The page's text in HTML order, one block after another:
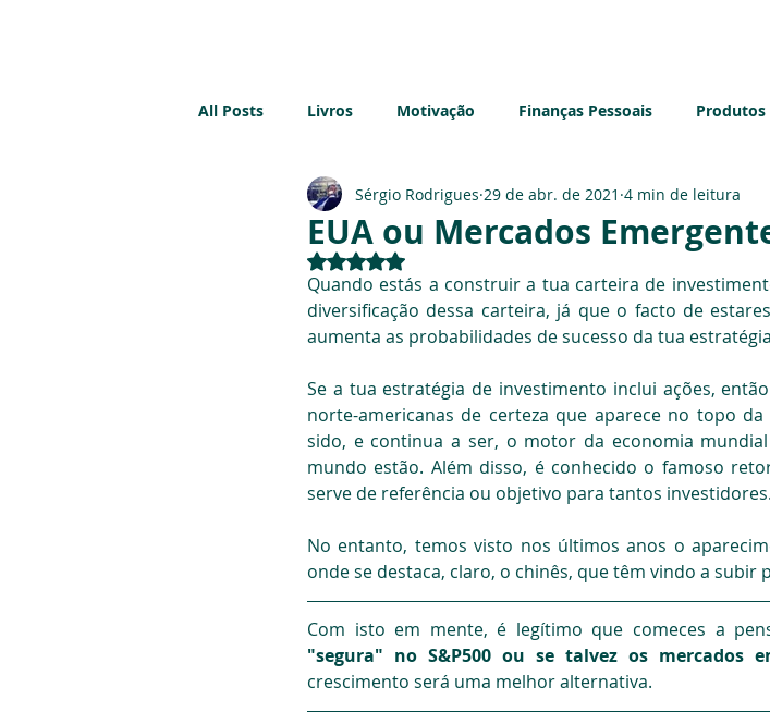
All Posts Livros Motivação Finanças Pessoais Produtos
Imobiliário Sustentabilidade Impostos
EUA ou Mercados
Sérgio Rodrigues 29 de abr. de 2021 4 min de leitura
Avaliado com NaN de 5 estrelas.
Quando estás a construir a tua carteira de
diversificação dessa carteira, já que o facto de
aumenta as probabilidades de sucesso da tua
Se a tua estratégia de investimento inclui ações,
norte-americanas de certeza que aparece no topo
sido, e continua a ser, o motor da economia
mundo estão. Além disso, é conhecido o famoso
serve de referência ou objetivo para tantos investidores.
No entanto, temos visto nos últimos anos o
onde se destaca, claro, o chinês, que têm vindo a subir
Com isto em mente, é legítimo que comeces a
"segura" no S&P500 ou se talvez os mercados
crescimento será uma melhor alternativa.